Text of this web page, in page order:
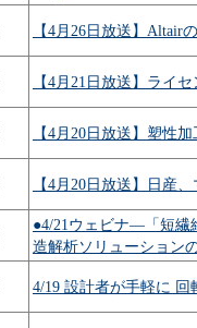
【4月26日放送】Altair
【4月21日放送】ライ
【4月20日放送】塑性
【4月20日放送】日産
●4/21ウェビナ―「短繊
造解析ソリューション
4/19 設計者が手軽に